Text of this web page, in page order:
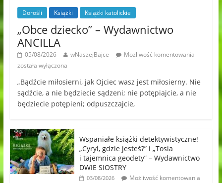
Dorośli Książki Książki katolickie
„Obce dziecko” – Wydawnictwo
ANCILLA
05/08/2026 wNaszejBajce
Możliwość komentowania
została wyłączona
„Bądźcie miłosierni, jak Ojciec wasz jest miłosierny. Nie
sądźcie, a nie będziecie sądzeni; nie potępiajcie, a nie
będziecie potępieni; odpuszczajcie,
Wspaniałe książki detektywistyczne!
„Cyryl, gdzie jesteś?” i „Tosia
i tajemnica geodety” – Wydawnictwo
DWIE SIOSTRY
03/08/2026
Możliwość komentowania